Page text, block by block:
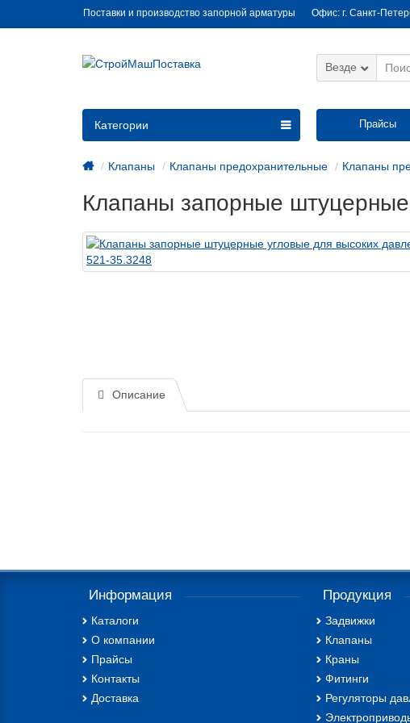
Поставки и производство запорной арматуры Офис: г. Санкт-
Везде
Прайсы
Категории
Клапаны Клапаны предохранительные Клапаны
Клапаны запорные
Описание
Информация
Каталоги
О компании
Прайсы
Контакты
Доставка
Продукция
Задвижки
Клапаны
Краны
Фитинги
Регуляторы